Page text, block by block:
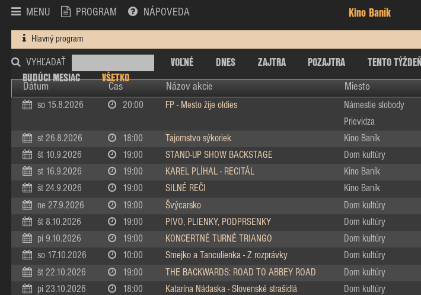
MENU PROGRAM NÁPOVEDA Kino Baník
Hlavný program
VYHĽADAŤ VOĽNÉ DNES ZAJTRA POZAJTRA TENTO TÝŽDEŇ
BUDÚCI MESIAC
VŠETKO
Dátum Čas Názov akcie Miesto
so 15.8.2026 20:00 FP - Mesto žije oldies
Námestie slobody
Prievidza
st 26.8.2026 18:00 Tajomstvo sýkoriek Kino Baník
št 10.9.2026 19:00 STAND-UP SHOW BACKSTAGE Dom kultúry
st 16.9.2026 19:00 KAREL PLÍHAL - RECITÁL Kino Baník
št 24.9.2026 19:00 SILNÉ REČI Kino Baník
ne 27.9.2026 19:00 Švýcarsko Dom kultúry
št 8.10.2026 19:00 PIVO, PLIENKY, PODPRSENKY Dom kultúry
pi 9.10.2026 19:00 KONCERTNÉ TURNÉ TRIANGO Dom kultúry
so 17.10.2026 10:00 Smejko a Tanculienka - Z rozprávky Dom kultúry
št 22.10.2026 19:00 THE BACKWARDS: ROAD TO ABBEY ROAD Dom kultúry
pi 23.10.2026 18:00 Katarína Nádaska - Slovenské strašidlá Dom kultúry